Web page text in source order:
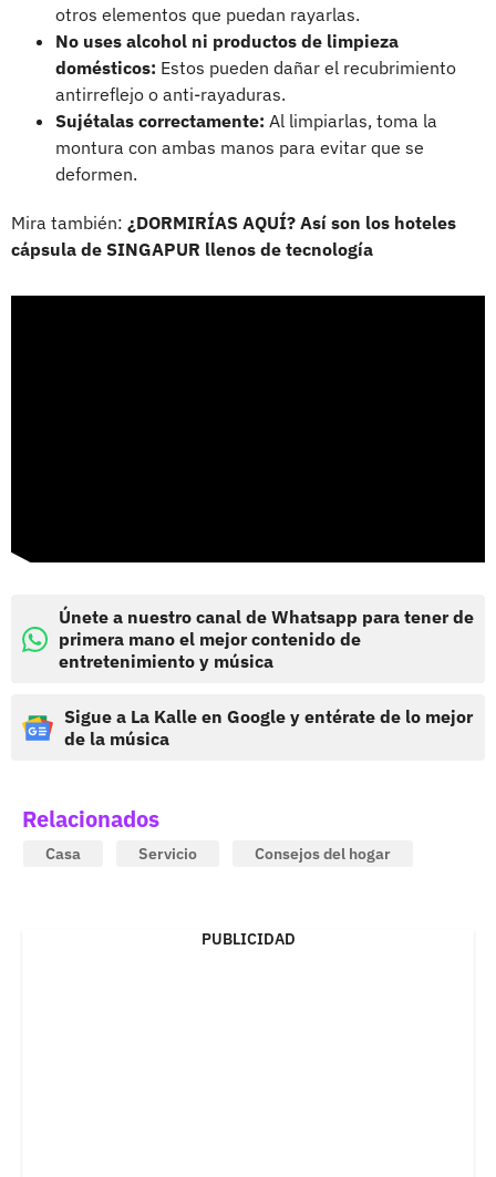
otros elementos que puedan rayarlas.
No uses alcohol ni productos de limpieza
domésticos: Estos pueden dañar el recubrimiento
antirreflejo o anti-rayaduras.
Sujétalas correctamente: Al limpiarlas, toma la
montura con ambas manos para evitar que se
deformen.
Mira también: ¿DORMIRÍAS AQUÍ? Así son los hoteles
cápsula de SINGAPUR llenos de tecnología
Únete a nuestro canal de Whatsapp para tener de
primera mano el mejor contenido de
entretenimiento y música
Sigue a La Kalle en Google y entérate de lo mejor
de la música
Relacionados
Casa Servicio Consejos del hogar
PUBLICIDAD